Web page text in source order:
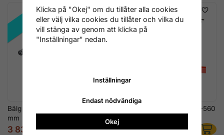
REA!
Bälg Domkraft, 2 ton, 140-505
mm
3 836 kr5 116 kr
REA!
Bälg Domkraft, 2 ton, 200-560
mm, T1813
3 196 kr3 996 kr
Klicka på "Okej" om du tillåter alla cookies
eller välj vilka cookies du tillåter och vilka du
vill stänga av genom att klicka på
"Inställningar" nedan.
Inställningar
Endast nödvändiga
Okej